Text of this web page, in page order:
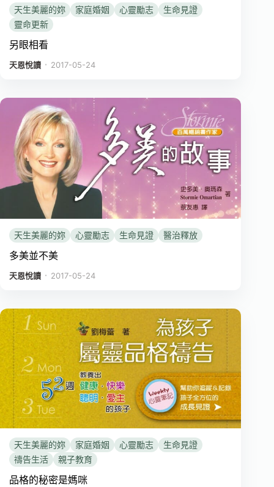
天生美麗的妳 家庭婚姻 心靈勵志
生命見證
靈命更新
另眼相看
天恩悅讀 ． 2017-05-24
天生美麗的妳 心靈勵志 生命見證 醫治釋放
多美並不美
天恩悅讀 ． 2017-05-24
天生美麗的妳 家庭婚姻 心靈勵志
生命見證
禱告生活
親子教育
品格的秘密是媽咪